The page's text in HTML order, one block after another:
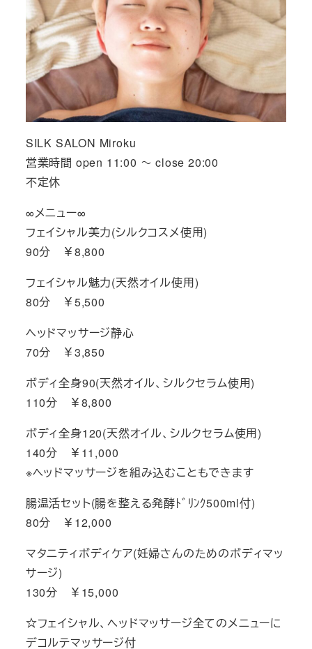
SILK SALON Miroku
営業時間 open 11:00 ～ close 20:00
不定休
∞メニュー∞
フェイシャル美力(シルクコスメ使用)
90分 ￥8,800
フェイシャル魅力(天然オイル使用)
80分 ￥5,500
ヘッドマッサージ静心
70分 ￥3,850
ボディ全身90(天然オイル、シルクセラム使用)
110分 ￥8,800
ボディ全身120(天然オイル、シルクセラム使用)
140分 ￥11,000
※ヘッドマッサージを組み込むこともできます
腸温活セット(腸を整える発酵ﾄﾞﾘﾝｸ500ml付)
80分 ￥12,000
マタニティボディケア(妊婦さんのためのボディマッ
サージ)
130分 ￥15,000
☆フェイシャル、ヘッドマッサージ全てのメニューに
デコルテマッサージ付